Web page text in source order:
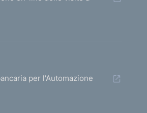
per l'Automazione